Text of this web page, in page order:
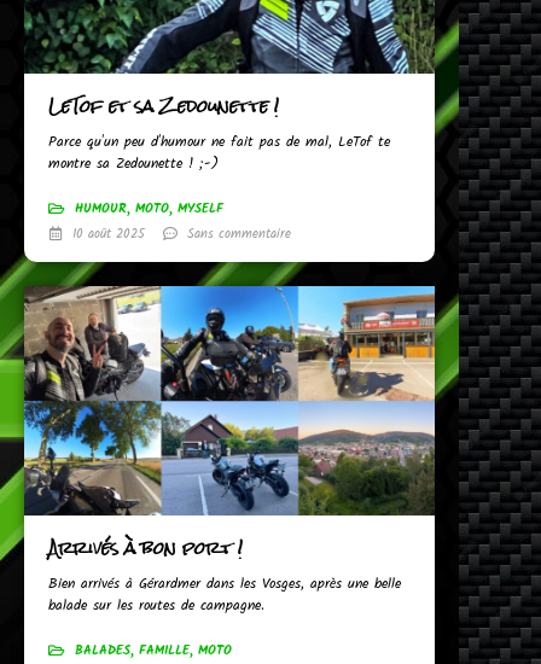
LeTof et sa Zedounette !
Parce qu'un peu d'humour ne fait pas de mal, LeTof te
montre sa Zedounette ! ;-)
HUMOUR, MOTO, MYSELF
10 août 2025
Sans commentaire
Arrivés à bon port !
Bien arrivés à Gérardmer dans les Vosges, après une belle
balade sur les routes de campagne.
BALADES, FAMILLE, MOTO